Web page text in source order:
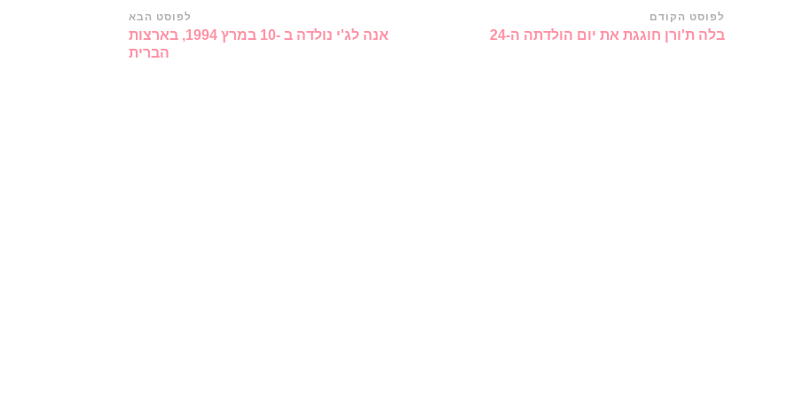
ניווט
ברשומות
לפוסט הקודם
בלה ת'ורן חוגגת את יום הולדתה ה-24
לפוסט הבא
אנה לג'י נולדה ב -10 במרץ 1994, בארצות
הברית